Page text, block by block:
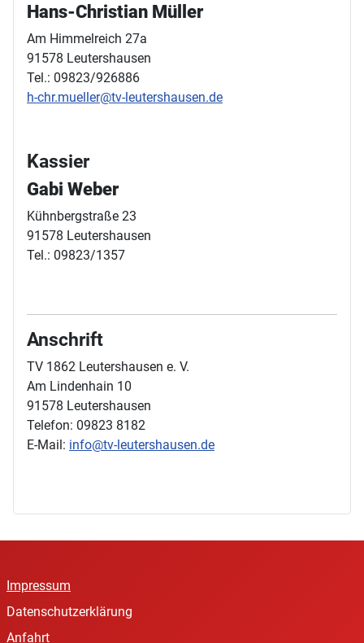
Hans-Christian Müller
Am Himmelreich 27a
91578 Leutershausen
Tel.: 09823/926886
h-chr.mueller@tv-leutershausen.de
Kassier
Gabi Weber
Kühnbergstraße 23
91578 Leutershausen
Tel.: 09823/1357
Anschrift
TV 1862 Leutershausen e. V.
Am Lindenhain 10
91578 Leutershausen
Telefon: 09823 8182
E-Mail: info@tv-leutershausen.de
Impressum
Datenschutzerklärung
Anfahrt